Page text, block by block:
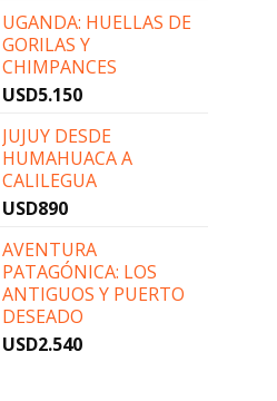
UGANDA: HUELLAS DE
GORILAS Y
CHIMPANCES
USD5.150
JUJUY DESDE
HUMAHUACA A
CALILEGUA
USD890
AVENTURA
PATAGÓNICA: LOS
ANTIGUOS Y PUERTO
DESEADO
USD2.540